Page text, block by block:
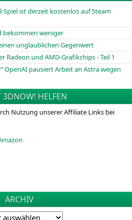
ist derzeit kostenlos auf Steam
bekommen weniger
unglaublichen Gegenwert
Radeon und AMD-Grafikchips - Teil 1
OpenAI pausiert Arbeit an Astra wegen
3DNOW! HELFEN
Nutzung unserer Affiliate Links bei
ARCHIV